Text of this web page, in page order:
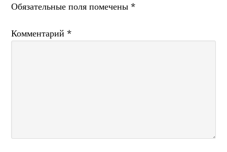
Обязательные поля помечены*
Комментарий*